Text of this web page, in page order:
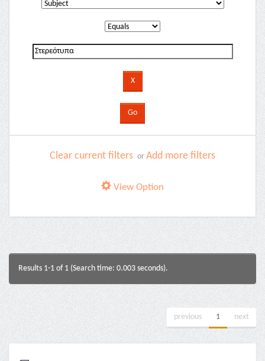
Clear current filters or Add more filters
View Option
Results 1-1 of 1 (Search time: 0.003 seconds).
previous 1 next